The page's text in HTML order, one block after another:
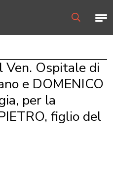
Ven. Ospitale di
e DOMENICO
per la
figlio del